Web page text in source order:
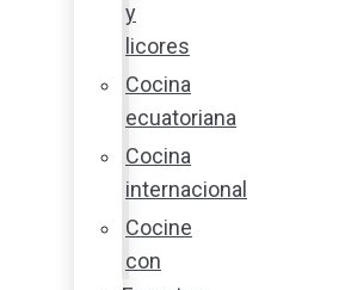
y
licores
Cocina
ecuatoriana
Cocina
internacional
Cocine
con